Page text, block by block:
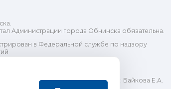
Администрации города Обнинска обязательна.
в Федеральной службе по надзору
Обнинск". Главный редактор: Байкова Е.А.